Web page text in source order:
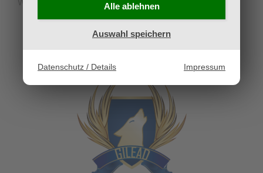
Alle ablehnen
Auswahl speichern
Datenschutz / Details Impressum